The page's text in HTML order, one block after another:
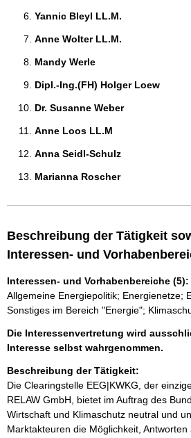
Yannic Bleyl LL.M.
Anne Wolter LL.M.
Mandy Werle
Dipl.-Ing.(FH) Holger Loew
Dr. Susanne Weber
Anne Loos LL.M
Anna Seidl-Schulz
Marianna Roscher
Beschreibung der Tätigkeit
Interessen- und
Interessen- und Vorhabenbereiche (5):
Allgemeine Energiepolitik; Energienetze;
Sonstiges im Bereich "Energie";
Die Interessenvertretung wird
Interesse selbst wahrgenommen.
Beschreibung der Tätigkeit:
Die Clearingstelle EEG|KWKG, der
RELAW GmbH, bietet im Auftrag des
Wirtschaft und Klimaschutz neutral und
Marktakteuren die Möglichkeit,